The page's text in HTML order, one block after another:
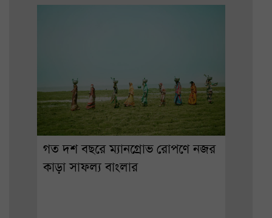
গত দশ বছরে ম্যানগ্রোভ রোপণে নজর
কাড়া সাফল্য বাংলার